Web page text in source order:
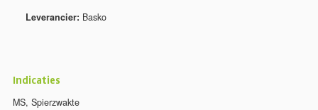
Leverancier: Basko
Indicaties
MS, Spierzwakte